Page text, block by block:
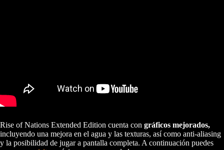
Rise of Nations Extended Edition cuenta con gráficos mejorados,
incluyendo una mejora en el agua y las texturas, así como anti-aliasing
y la posibilidad de jugar a pantalla completa. A continuación puedes